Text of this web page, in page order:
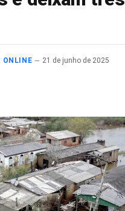
ONLINE
21 de junho de 2025